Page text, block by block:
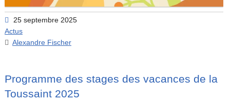
25 septembre 2025
Actus
Alexandre Fischer
Programme des stages des vacances de la
Toussaint 2025